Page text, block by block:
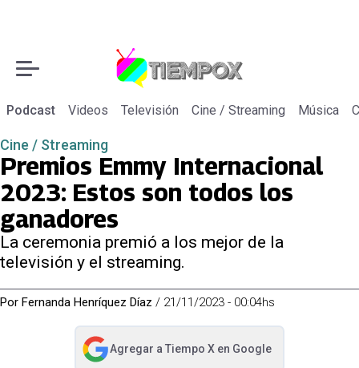
Podcast Videos Televisión Cine / Streaming Música
Cine / Streaming
Premios Emmy Internacional
2023: Estos son todos los
ganadores
La ceremonia premió a los mejor de la
televisión y el streaming.
Por Fernanda Henríquez Díaz / 21/11/2023 - 00:04hs
Agregar a Tiempo Xen Google
abre en nueva pestaña